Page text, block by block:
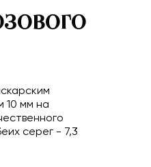
10 мм на
серег - 7,3